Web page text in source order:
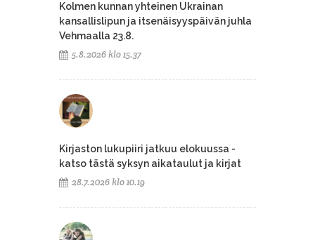
Kolmen kunnan yhteinen Ukrainan
kansallislipun ja itsenäisyyspäivän juhla
Vehmaalla 23.8.
5.8.2026 klo 15.37
Kirjaston lukupiiri jatkuu elokuussa -
katso tästä syksyn aikataulut ja kirjat
28.7.2026 klo 10.19